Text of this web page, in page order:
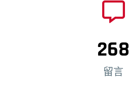
268
留言